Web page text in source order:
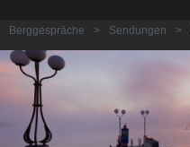
Berggespräche > Sendungen >